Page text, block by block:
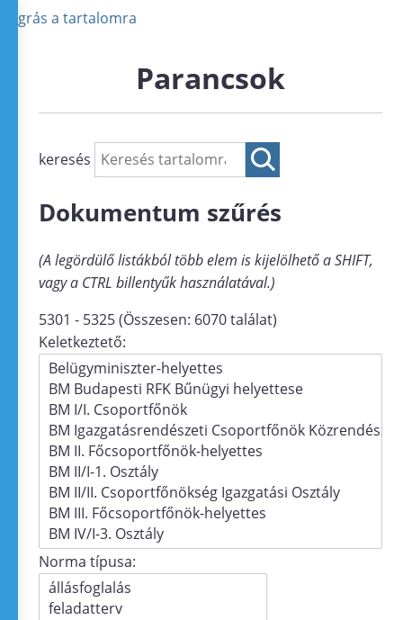
Ugrás a tartalomra
Parancsok
keresés
Dokumentum szűrés
(A legördülő listákból több elem is kijelölhető a SHIFT,
vagy a CTRL billentyűk használatával.)
5301 - 5325 (Összesen: 6070 találat)
Keletkeztető:
Norma típusa: